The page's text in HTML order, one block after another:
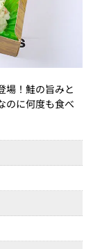
場！鮭の旨みと
のに何度も食べ